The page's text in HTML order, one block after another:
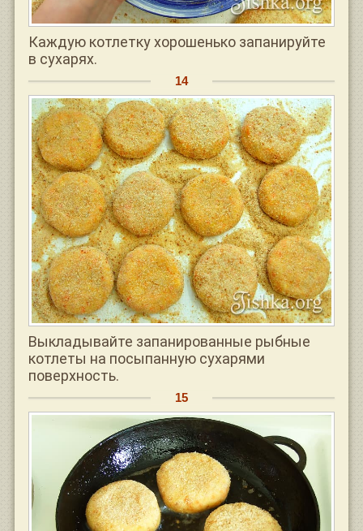
Каждую котлетку хорошенько запанируйте
в сухарях.
Выкладывайте запанированные рыбные
котлеты на посыпанную сухарями
поверхность.